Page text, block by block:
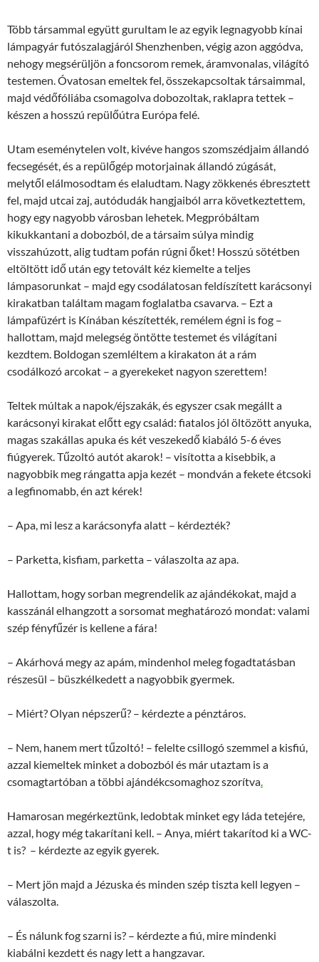
Több társammal együtt gurultam le az egyik legnagyobb kínai
lámpagyár futószalagjáról Shenzhenben, végig azon aggódva,
nehogy megsérüljön a foncsorom remek, áramvonalas, világító
testemen. Óvatosan emeltek fel, összekapcsoltak társaimmal,
majd védőfóliába csomagolva dobozoltak, raklapra tettek –
készen a hosszú repülőútra Európa felé.
Utam eseménytelen volt, kivéve hangos szomszédjaim állandó
fecsegését, és a repülőgép motorjainak állandó zúgását,
melytől elálmosodtam és elaludtam. Nagy zökkenés ébresztett
fel, majd utcai zaj, autódudák hangjaiból arra következtettem,
hogy egy nagyobb városban lehetek. Megpróbáltam
kikukkantani a dobozból, de a társaim súlya mindig
visszahúzott, alig tudtam pofán rúgni őket! Hosszú sötétben
eltöltött idő után egy tetovált kéz kiemelte a teljes
lámpasorunkat – majd egy csodálatosan feldíszített karácsonyi
kirakatban találtam magam foglalatba csavarva. – Ezt a
lámpafüzért is Kínában készítették, remélem égni is fog ­–
hallottam, majd melegség öntötte testemet és világítani
kezdtem. Boldogan szemléltem a kirakaton át a rám
csodálkozó arcokat – a gyerekeket nagyon szerettem!
Teltek múltak a napok/éjszakák, és egyszer csak megállt a
karácsonyi kirakat előtt egy család: fiatalos jól öltözött anyuka,
magas szakállas apuka és két veszekedő kiabáló 5-6 éves
fiúgyerek. Tűzoltó autót akarok! – visította a kisebbik, a
nagyobbik meg rángatta apja kezét – mondván a fekete étcsoki
a legfinomabb, én azt kérek!
– Apa, mi lesz a karácsonyfa alatt – kérdezték?
– Parketta, kisfiam, parketta – válaszolta az apa.
Hallottam, hogy sorban megrendelik az ajándékokat, majd a
kasszánál elhangzott a sorsomat meghatározó mondat: valami
szép fényfűzér is kellene a fára!
– Akárhová megy az apám, mindenhol meleg fogadtatásban
részesül – büszkélkedett a nagyobbik gyermek.
– Miért? Olyan népszerű? – kérdezte a pénztáros.
– Nem, hanem mert tűzoltó! – felelte csillogó szemmel a kisfiú,
azzal kiemeltek minket a dobozból és már utaztam is a
csomagtartóban a többi ajándékcsomaghoz szorítva.
Hamarosan megérkeztünk, ledobtak minket egy láda tetejére,
azzal, hogy még takarítani kell. – Anya, miért takarítod ki a WC-
t is? ­ – kérdezte az egyik gyerek.
– Mert jön majd a Jézuska és minden szép tiszta kell legyen –
válaszolta.
– És nálunk fog szarni is? – kérdezte a fiú, mire mindenki
kiabálni kezdett és nagy lett a hangzavar.